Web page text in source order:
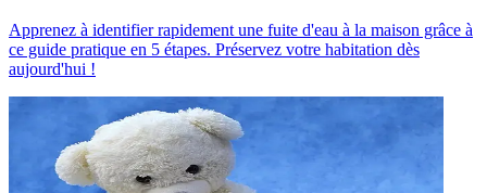
Apprenez à identifier rapidement une fuite d'eau à la maison grâce à
ce guide pratique en 5 étapes. Préservez votre habitation dès
aujourd'hui !